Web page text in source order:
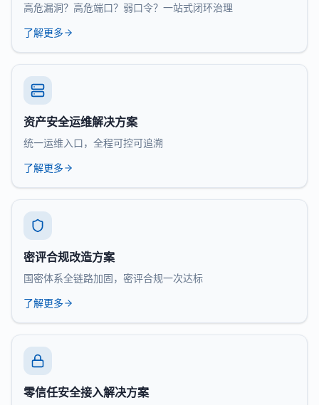
高危漏洞？高危端口？弱口令？一站式闭环治理
了解更多
资产安全运维解决方案
统一运维入口，全程可控可追溯
了解更多
密评合规改造方案
国密体系全链路加固，密评合规一次达标
了解更多
零信任安全接入解决方案